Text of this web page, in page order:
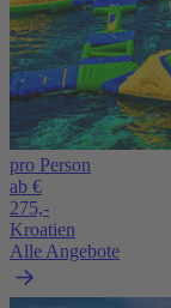
pro Person
ab €
275,-
Kroatien
Alle Angebote